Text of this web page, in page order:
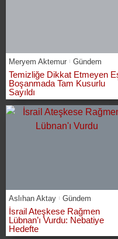
Meryem Aktemur Gündem
Temizliğe Dikkat Etmeyen
Boşanmada Tam Kusurlu
Sayıldı
Aslıhan Aktay Gündem
İsrail Ateşkese Rağmen
Lübnan’ı Vurdu: Nebatiye
Hedefte